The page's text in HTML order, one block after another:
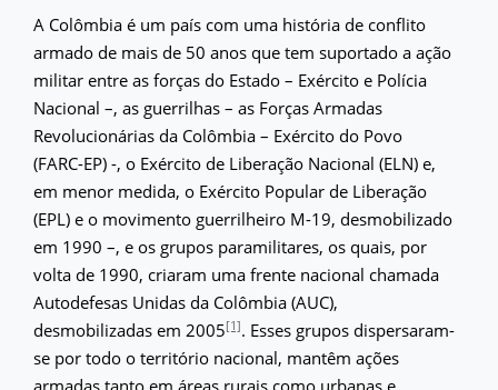
A Colômbia é um país com uma história de conflito
armado de mais de 50 anos que tem suportado a ação
militar entre as forças do Estado – Exército e Polícia
Nacional –, as guerrilhas – as Forças Armadas
Revolucionárias da Colômbia – Exército do Povo
(FARC-EP) -, o Exército de Liberação Nacional (ELN) e,
em menor medida, o Exército Popular de Liberação
(EPL) e o movimento guerrilheiro M-19, desmobilizado
em 1990 –, e os grupos paramilitares, os quais, por
volta de 1990, criaram uma frente nacional chamada
Autodefesas Unidas da Colômbia (AUC),
desmobilizadas em 2005[1]. Esses grupos dispersaram-
se por todo o território nacional, mantêm ações
armadas tanto em áreas rurais como urbanas e,